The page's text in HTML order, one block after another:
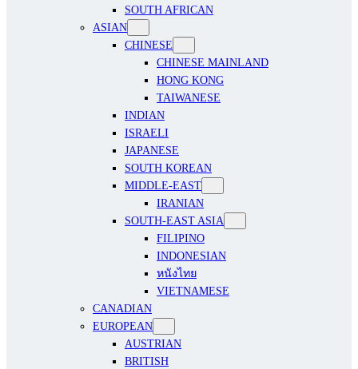
SOUTH AFRICAN
ASIAN
CHINESE
CHINESE MAINLAND
HONG KONG
TAIWANESE
INDIAN
ISRAELI
JAPANESE
SOUTH KOREAN
MIDDLE-EAST
IRANIAN
SOUTH-EAST ASIA
FILIPINO
INDONESIAN
หนังไทย
VIETNAMESE
CANADIAN
EUROPEAN
AUSTRIAN
BRITISH